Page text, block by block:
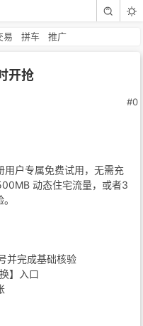
易 拼车 推广
开抢
#0
户专属免费试用，无需充
动态住宅流量，或者3
并完成基础核验
】入口